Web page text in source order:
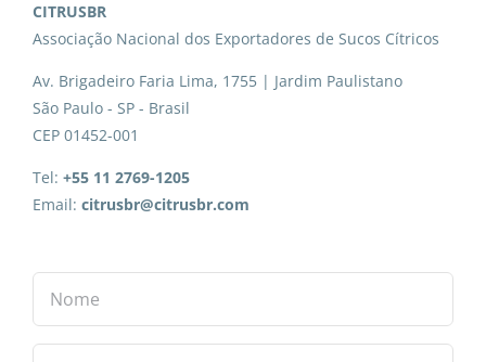
CITRUSBR
Associação Nacional dos Exportadores de Sucos Cítricos
Av. Brigadeiro Faria Lima, 1755 | Jardim Paulistano
São Paulo - SP - Brasil
CEP 01452-001
Tel: +55 11 2769-1205
Email: citrusbr@citrusbr.com